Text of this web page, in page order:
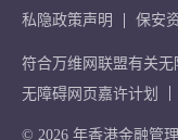
私隐政策声明
保安
符合万维网联盟有关
无障碍网页嘉许计划
© 2026 年香港金融管